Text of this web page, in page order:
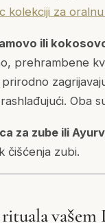
kolekciji za
ili
prehrambene
Oba
za zube ili
čišćenja zubi.
vašem